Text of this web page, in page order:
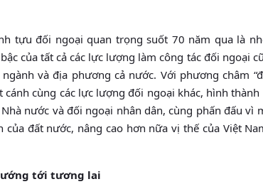
tựu đối ngoại quan trọng suốt 70 năm qua là
của tất cả các lực lượng làm công tác đối ngoại
và địa phương cả nước. Với phương châm
cùng các lực lượng đối ngoại khác, hình thành
nước và đối ngoại nhân dân, cùng phấn đấu vì
đất nước, nâng cao hơn nữa vị thế của Việt
tới tương lai